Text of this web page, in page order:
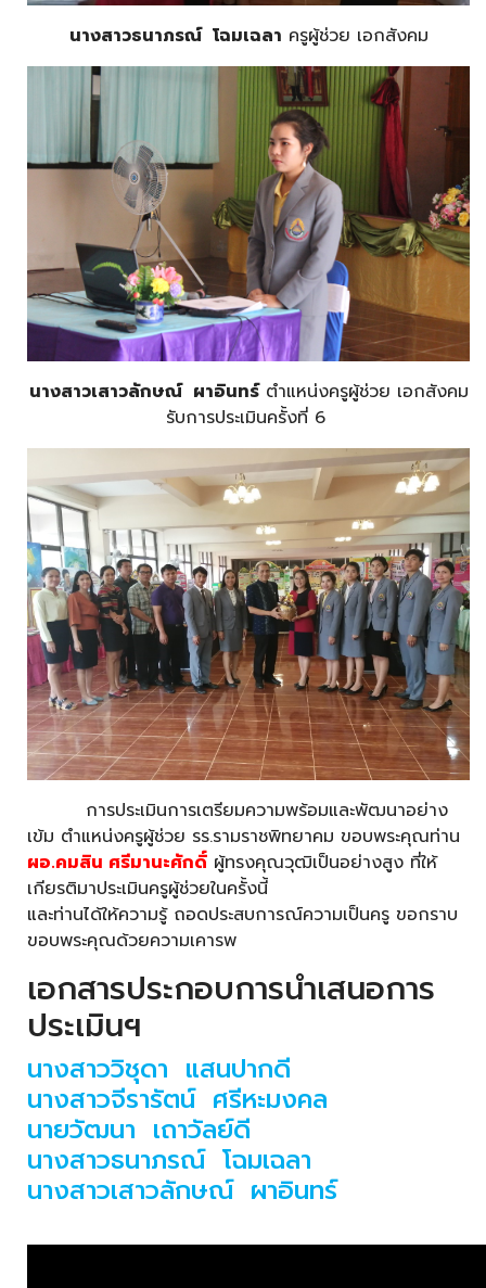
นางสาวธนาภรณ์ โฉมเฉลา ครูผู้ช่วย เอกสังคม
นางสาวเสาวลักษณ์ ผาอินทร์ตำแหน่งครูผู้ช่วย เอกสังคม
รับการประเมินครั้งที่ 6
การประเมินการเตรียมความพร้อมและพัฒนาอย่าง
เข้ม ตำแหน่งครูผู้ช่วย รร.รามราชพิทยาคม ขอบพระคุณท่าน
ผอ.คมสิน ศรีมานะศักดิ์ ผู้ทรงคุณวุฒิเป็นอย่างสูง ที่ให้
เกียรติมาประเมิน​ครูผู้ช่วยในครั้งนี้
และท่านได้ให้ความรู้​ ถอดประสบการณ์ความเป็นครู​ ขอกราบ
ขอบพระคุณด้วยความเคารพ
เอกสารประกอบการนำเสนอการ
ประเมินฯ
นางสาววิชุดา แสนปากดี
นางสาวจีรารัตน์ ศรีหะมงคล
นายวัฒนา เถาวัลย์ดี
นางสาวธนาภรณ์ โฉมเฉลา
นางสาวเสาวลักษณ์ ผาอินทร์